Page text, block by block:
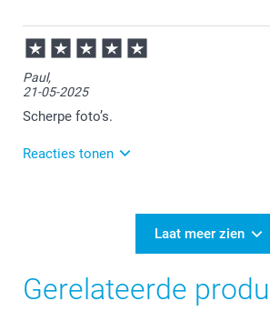
13-08-2025
09:08
Wat goed om te lezen.
Veel plezier ervan!
Paul,
21-05-2025
Scherpe foto’s.
Reacties tonen
Bedankt voor je review. Wat leuk
Laat meer zien
Gerelateerde